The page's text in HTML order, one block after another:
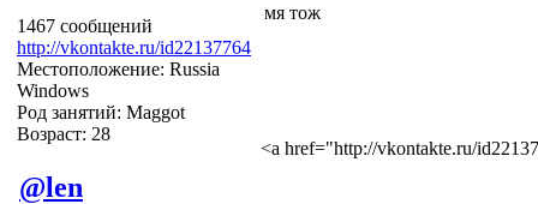
1467 сообщений
http://vkontakte.ru/id22137764
Местоположение: Russia
Windows
Род занятий: Maggot
Возраст: 28
мя тож
<a href="http://vkontakte.ru/
@len